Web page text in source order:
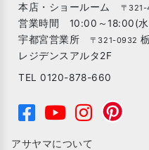
本店・ショールーム 〒321-
営業時間 10:00～18:00(水
宇都宮営業所 〒321-0932
レジデンスアルタ2F
TEL 0120-878-660
アサヤマについて